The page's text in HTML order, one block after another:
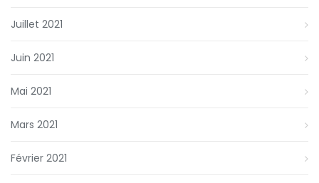
Juillet 2021
Juin 2021
Mai 2021
Mars 2021
Février 2021